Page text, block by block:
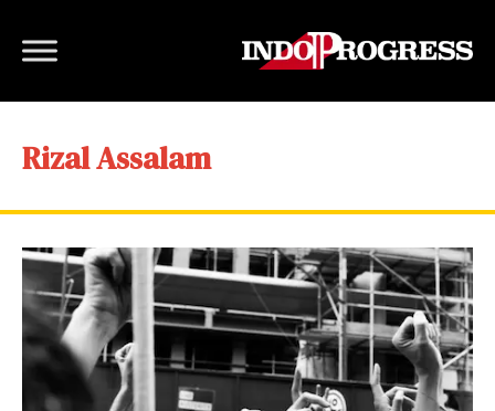
Rizal Assalam